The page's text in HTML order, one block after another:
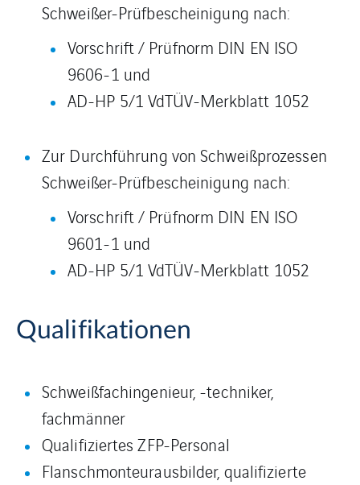
Schweißer-Prüfbescheinigung nach:
Vorschrift / Prüfnorm DIN EN ISO
9606-1 und
AD-HP 5/1 VdTÜV-Merkblatt 1052
Zur Durchführung von Schweißprozessen
Schweißer-Prüfbescheinigung nach:
Vorschrift / Prüfnorm DIN EN ISO
9601-1 und
AD-HP 5/1 VdTÜV-Merkblatt 1052
Qualifikationen
Schweißfachingenieur, -techniker,
fachmänner
Qualifiziertes ZFP-Personal
Flanschmonteurausbilder, qualifizierte